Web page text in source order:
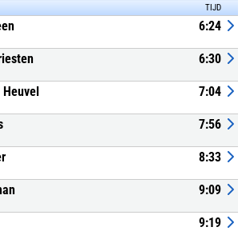
TIJD
6:24
6:30
Heuvel 7:04
7:56
8:33
9:09
9:19